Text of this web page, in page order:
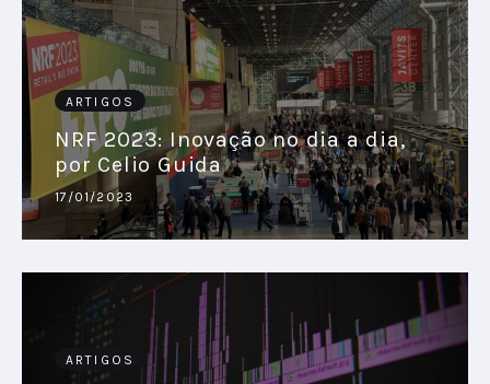
ARTIGOS
NRF 2023: Inovação no dia a dia,
por Celio Guida
17/01/2023
ARTIGOS